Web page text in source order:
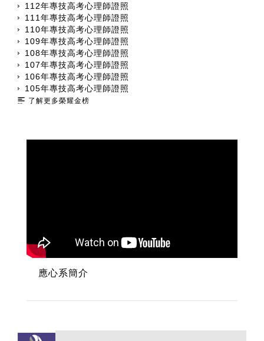
112年專技高考心理師證照
111年專技高考心理師證照
110年專技高考心理師證照
109年專技高考心理師證照
108年專技高考心理師證照
107年專技高考心理師證照
106年專技高考心理師證照
105年專技高考心理師證照
了解更多榮耀金榜
應心系簡介